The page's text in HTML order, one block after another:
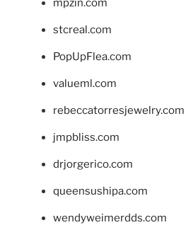
mpzin.com
stcreal.com
PopUpFlea.com
valueml.com
rebeccatorresjewelry.com
jmpbliss.com
drjorgerico.com
queensushipa.com
wendyweimerdds.com